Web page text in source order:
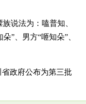
说法为：嗑普知、
”、男方“咂知朵”、
省政府公布为第三批